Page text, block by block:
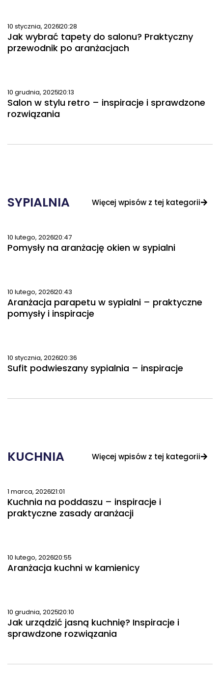
10 stycznia, 202620:28
Jak wybrać tapety do salonu? Praktyczny
przewodnik po aranżacjach
10 grudnia, 202520:13
Salon w stylu retro – inspiracje i sprawdzone
rozwiązania
SYPIALNIA Więcej wpisów z tej kategorii
10 lutego, 202620:47
Pomysły na aranżację okien w sypialni
10 lutego, 202620:43
Aranżacja parapetu w sypialni – praktyczne
pomysły i inspiracje
10 stycznia, 202620:36
Sufit podwieszany sypialnia – inspiracje
KUCHNIA Więcej wpisów z tej kategorii
1 marca, 202621:01
Kuchnia na poddaszu – inspiracje i
praktyczne zasady aranżacji
10 lutego, 202620:55
Aranżacja kuchni w kamienicy
10 grudnia, 202520:10
Jak urządzić jasną kuchnię? Inspiracje i
sprawdzone rozwiązania